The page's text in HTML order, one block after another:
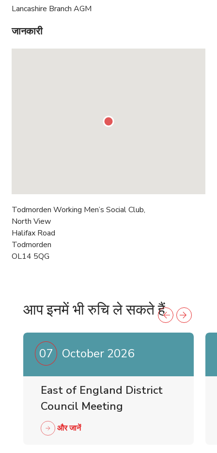
Lancashire Branch AGM
जानकारी
Todmorden Working Men’s Social Club,
North View
Halifax Road
Todmorden
OL14 5QG
आप इनमें भी रुचि ले सकते हैं
07 October 2026
East of England District
Council Meeting
और जानें